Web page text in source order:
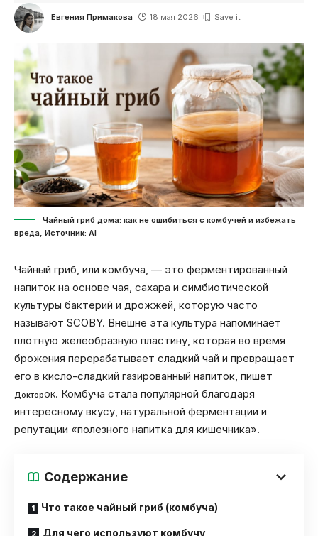
Евгения Примакова 18 мая 2026
Чайный гриб дома: как не ошибиться с комбучей и избежать
вреда, Источник: Al
Чайный гриб, или комбуча, — это ферментированный
напиток на основе чая, сахара и симбиотической
культуры бактерий и дрожжей, которую часто
называют SCOBY. Внешне эта культура напоминает
плотную желеобразную пластину, которая во время
брожения перерабатывает сладкий чай и превращает
его в кисло-сладкий газированный напиток, пишет
ДокторОК. Комбуча стала популярной благодаря
интересному вкусу, натуральной ферментации и
репутации «полезного напитка для кишечника».
Содержание
Что такое чайный гриб (комбуча)
Для чего используют комбучу